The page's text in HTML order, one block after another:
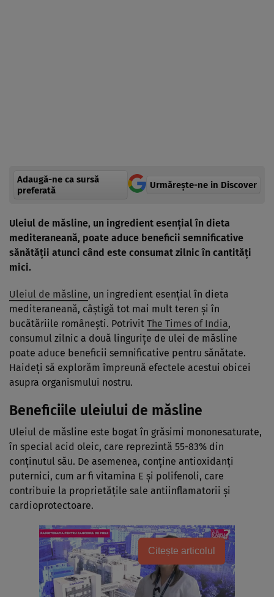
Adaugă-ne ca sursă
preferată
Urmărește-ne in Discover
Uleiul de măsline, un ingredient esențial în dieta
mediteraneană, poate aduce beneficii semnificative
sănătății atunci când este consumat zilnic în cantități
mici.
Uleiul de măsline, un ingredient esențial în dieta
mediteraneană, câștigă tot mai mult teren și în
bucătăriile românești. Potrivit The Times of India,
consumul zilnic a două lingurițe de ulei de măsline
poate aduce beneficii semnificative pentru sănătate.
Haideți să explorăm împreună efectele acestui obicei
asupra organismului nostru.
Beneficiile uleiului de măsline
Uleiul de măsline este bogat în grăsimi mononesaturate,
în special acid oleic, care reprezintă 55-83% din
conținutul său. De asemenea, conține antioxidanți
puternici, cum ar fi vitamina E și polifenoli, care
contribuie la proprietățile sale antiinflamatorii și
cardioprotectoare.
Citește articolul